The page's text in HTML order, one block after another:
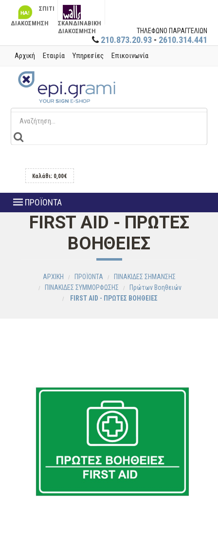
ΣΠΙΤΙ
ΔΙΑΚΟΣΜΗΣΗ
ΣΚΑΝΔΙΝΑΒΙΚΗ
ΔΙΑΚΟΣΜΗΣΗ
ΤΗΛΕΦΩΝΟ ΠΑΡΑΓΓΕΛΙΩΝ
210.873.20.93 - 2610.314.441
Αρχική Εταιρία Υπηρεσίες Επικοινωνία
Καλάθι: 0,00€
ΠΡΟΪΟΝΤΑ
FIRST AID - ΠΡΩΤΕΣ
ΒΟΗΘΕΙΕΣ
ΑΡΧΙΚΗ ΠΡΟΪΟΝΤΑ
ΠΙΝΑΚΙΔΕΣ ΣΗΜΑΝΣΗΣ
ΠΙΝΑΚΙΔΕΣ ΣΥΜΜΟΡΦΩΣΗΣ
Πρώτων Βοηθειών
FIRST AID - ΠΡΩΤΕΣ ΒΟΗΘΕΙΕΣ